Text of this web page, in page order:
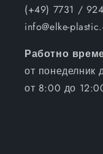
(+49) 7731 /
info@elke-
Работно
от понеделник
от 8:00 до